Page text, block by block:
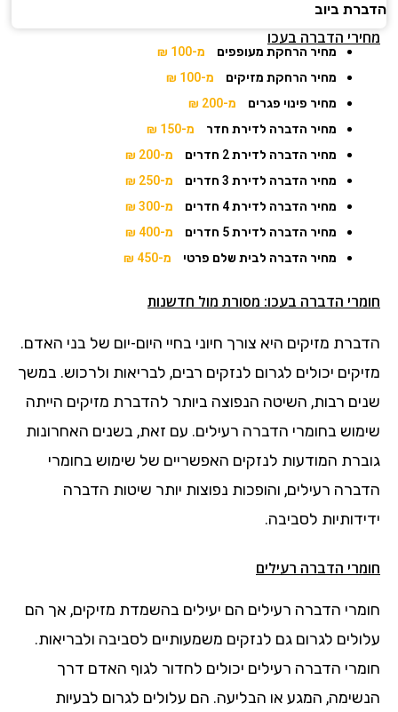
הדברת ביוב
מחירי הדברה בעכו
מחיר הרחקת מעופפים
מ-100 ₪
מחיר הרחקת מזיקים
מ-100 ₪
מחיר פינוי פגרים
מ-200 ₪
מחיר הדברה לדירת חדר
מ-150 ₪
מחיר הדברה לדירת 2 חדרים
מ-200 ₪
מחיר הדברה לדירת 3 חדרים
מ-250 ₪
מחיר הדברה לדירת 4 חדרים
מ-300 ₪
מחיר הדברה לדירת 5 חדרים
מ-400 ₪
מחיר הדברה לבית שלם פרטי
מ-450 ₪
חומרי הדברה בעכו: מסורת מול חדשנות
הדברת מזיקים היא צורך חיוני בחיי היום-יום של בני האדם.
מזיקים יכולים לגרום לנזקים רבים, לבריאות ולרכוש. במשך
שנים רבות, השיטה הנפוצה ביותר להדברת מזיקים הייתה
שימוש בחומרי הדברה רעילים. עם זאת, בשנים האחרונות
גוברת המודעות לנזקים האפשריים של שימוש בחומרי
הדברה רעילים, והופכות נפוצות יותר שיטות הדברה
ידידותיות לסביבה.
חומרי הדברה רעילים
חומרי הדברה רעילים הם יעילים בהשמדת מזיקים, אך הם
עלולים לגרום גם לנזקים משמעותיים לסביבה ולבריאות.
חומרי הדברה רעילים יכולים לחדור לגוף האדם דרך
הנשימה, המגע או הבליעה. הם עלולים לגרום לבעיות